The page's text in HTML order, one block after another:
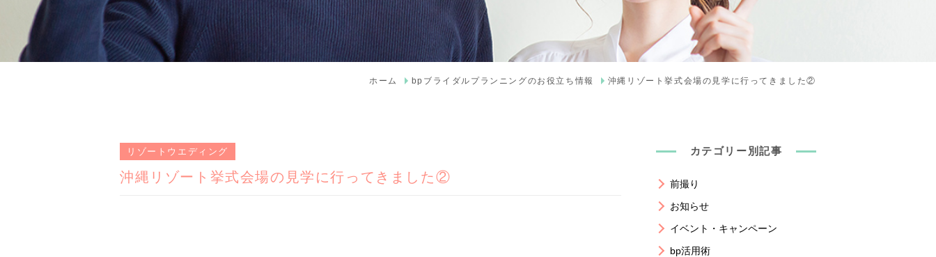
ホーム bpブライダルプランニングのお役立ち情報 沖縄リゾート挙式会場の見学に行ってきました②
リゾートウエディング
沖縄リゾート挙式会場の見学に行ってきました②
カテゴリー別記事
前撮り
お知らせ
イベント・キャンペーン
bp活用術